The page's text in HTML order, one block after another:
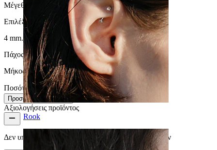
Rook
Μέγεθος μπίλιας
Επιλέξτε Μέγεθος μπίλιας
4 mm.3 mm.
Πάχος στύλου: 1.2 mm.
Μήκος:10 mm.
Ποσότητα: 1 Αλλαγή
Προσθήκη στο καλάθι
Αξιολογήσεις προϊόντος
Δεν υπάρχουν ακόμα αξιολογήσεις για αυτό το προϊόν